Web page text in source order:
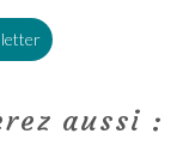
aussi :